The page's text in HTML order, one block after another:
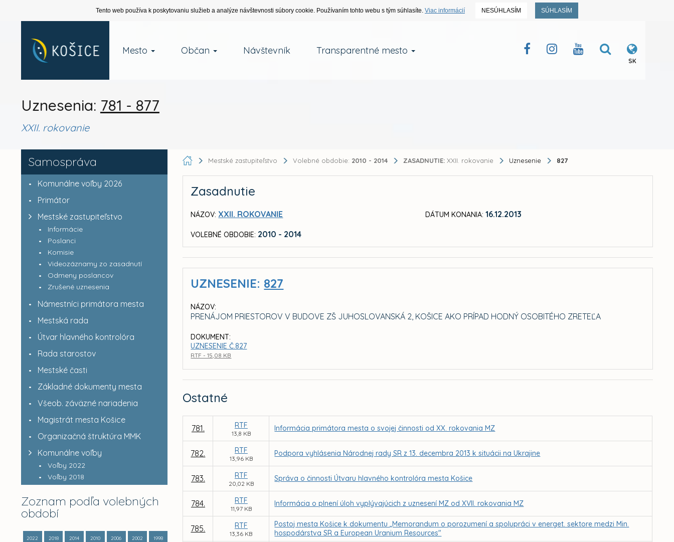
Tento web používa k poskytovaniu služieb a analýze návštevnosti súbory cookie. Používaním tohto webu s tým súhlasíte. Viac informácií NESÚHLASÍM SÚHLASÍM
Mesto Občan Návštevník Transparentné mesto
SK
Uznesenia: 781 - 877
XXII. rokovanie
Samospráva
Komunálne voľby 2026
Primátor
Mestské zastupiteľstvo
Informácie
Poslanci
Komisie
Videozáznamy zo zasadnutí
Odmeny poslancov
Zrušené uznesenia
Námestníci primátora mesta
Mestská rada
Útvar hlavného kontrolóra
Rada starostov
Mestské časti
Základné dokumenty mesta
Všeob. záväzné nariadenia
Magistrát mesta Košice
Organizačná štruktúra MMK
Komunálne voľby
Voľby 2022
Voľby 2018
Zoznam podľa volebných
období
2022
2018
2014
2010
2006
2002
1998
Mestské zastupiteľstvo Volebné obdobie: 2010 - 2014 ZASADNUTIE: XXII. rokovanie Uznesenie 827
Zasadnutie
NÁZOV: XXII. ROKOVANIE
VOLEBNÉ OBDOBIE: 2010 - 2014
DÁTUM KONANIA: 16.12.2013
UZNESENIE: 827
NÁZOV:
PRENÁJOM PRIESTOROV V BUDOVE ZŠ JUHOSLOVANSKÁ 2, KOŠICE AKO PRÍPAD HODNÝ OSOBITÉHO ZRETEĽA
DOKUMENT:
UZNESENIE Č.827
RTF - 15,08 KB
Ostatné
781. RTF
13,8 KB
Informácia primátora mesta o svojej činnosti od XX. rokovania MZ
782. RTF
13,96 KB
Podpora vyhlásenia Národnej rady SR z 13. decembra 2013 k situácii na Ukrajine
783. RTF
20,02 KB
Správa o činnosti Útvaru hlavného kontrolóra mesta Košice
784. RTF
11,97 KB
Informácia o plnení úloh vyplývajúcich z uznesení MZ od XVII. rokovania MZ
785. RTF
13,36 KB
Postoj mesta Košice k dokumentu „Memorandum o porozumení a spolupráci v energet. sektore medzi Min.
hospodárstva SR a European Uranium Resources"